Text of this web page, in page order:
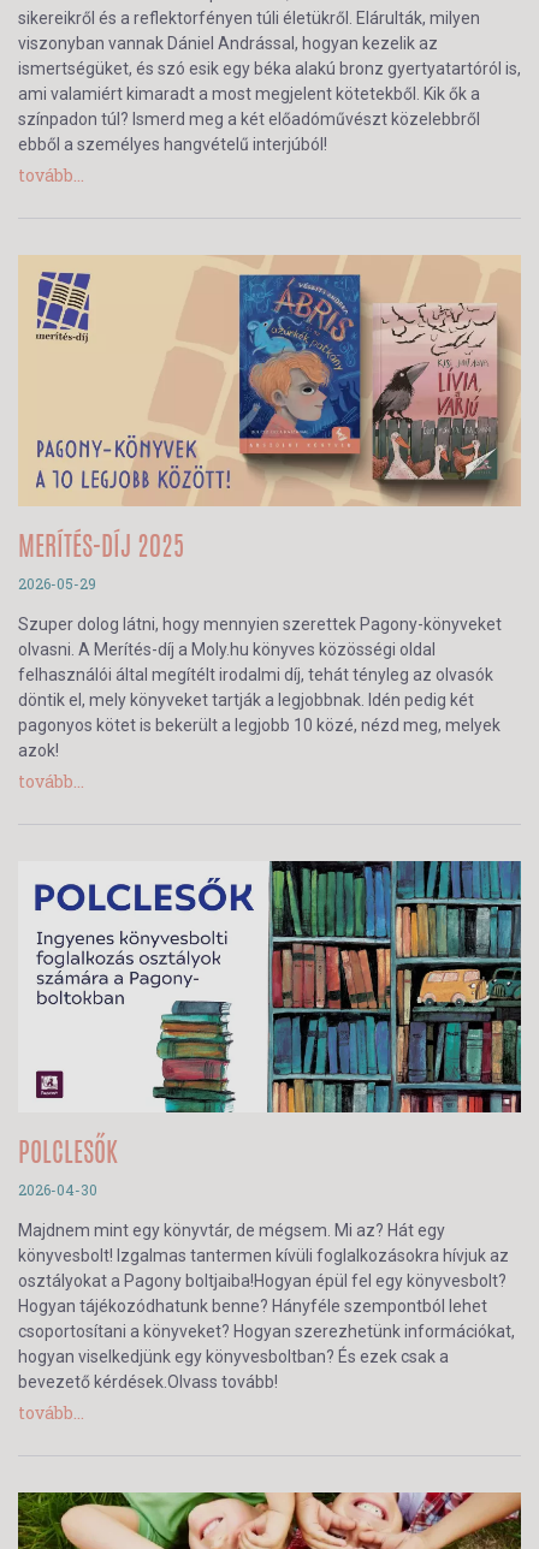
sikereikről és a reflektorfényen túli életükről. Elárulták, milyen
viszonyban vannak Dániel Andrással, hogyan kezelik az
ismertségüket, és szó esik egy béka alakú bronz gyertyatartóról is,
ami valamiért kimaradt a most megjelent kötetekből. Kik ők a
színpadon túl? Ismerd meg a két előadóművészt közelebbről
ebből a személyes hangvételű interjúból!
tovább...
MERÍTÉS-DÍJ 2025
2026-05-29
Szuper dolog látni, hogy mennyien szerettek Pagony-könyveket
olvasni. A Merítés-díj a Moly.hu könyves közösségi oldal
felhasználói által megítélt irodalmi díj, tehát tényleg az olvasók
döntik el, mely könyveket tartják a legjobbnak. Idén pedig két
pagonyos kötet is bekerült a legjobb 10 közé, nézd meg, melyek
azok!
tovább...
POLCLESŐK
2026-04-30
Majdnem mint egy könyvtár, de mégsem. Mi az? Hát egy
könyvesbolt! Izgalmas tantermen kívüli foglalkozásokra hívjuk az
osztályokat a Pagony boltjaiba!Hogyan épül fel egy könyvesbolt?
Hogyan tájékozódhatunk benne? Hányféle szempontból lehet
csoportosítani a könyveket? Hogyan szerezhetünk információkat,
hogyan viselkedjünk egy könyvesboltban? És ezek csak a
bevezető kérdések.Olvass tovább!
tovább...